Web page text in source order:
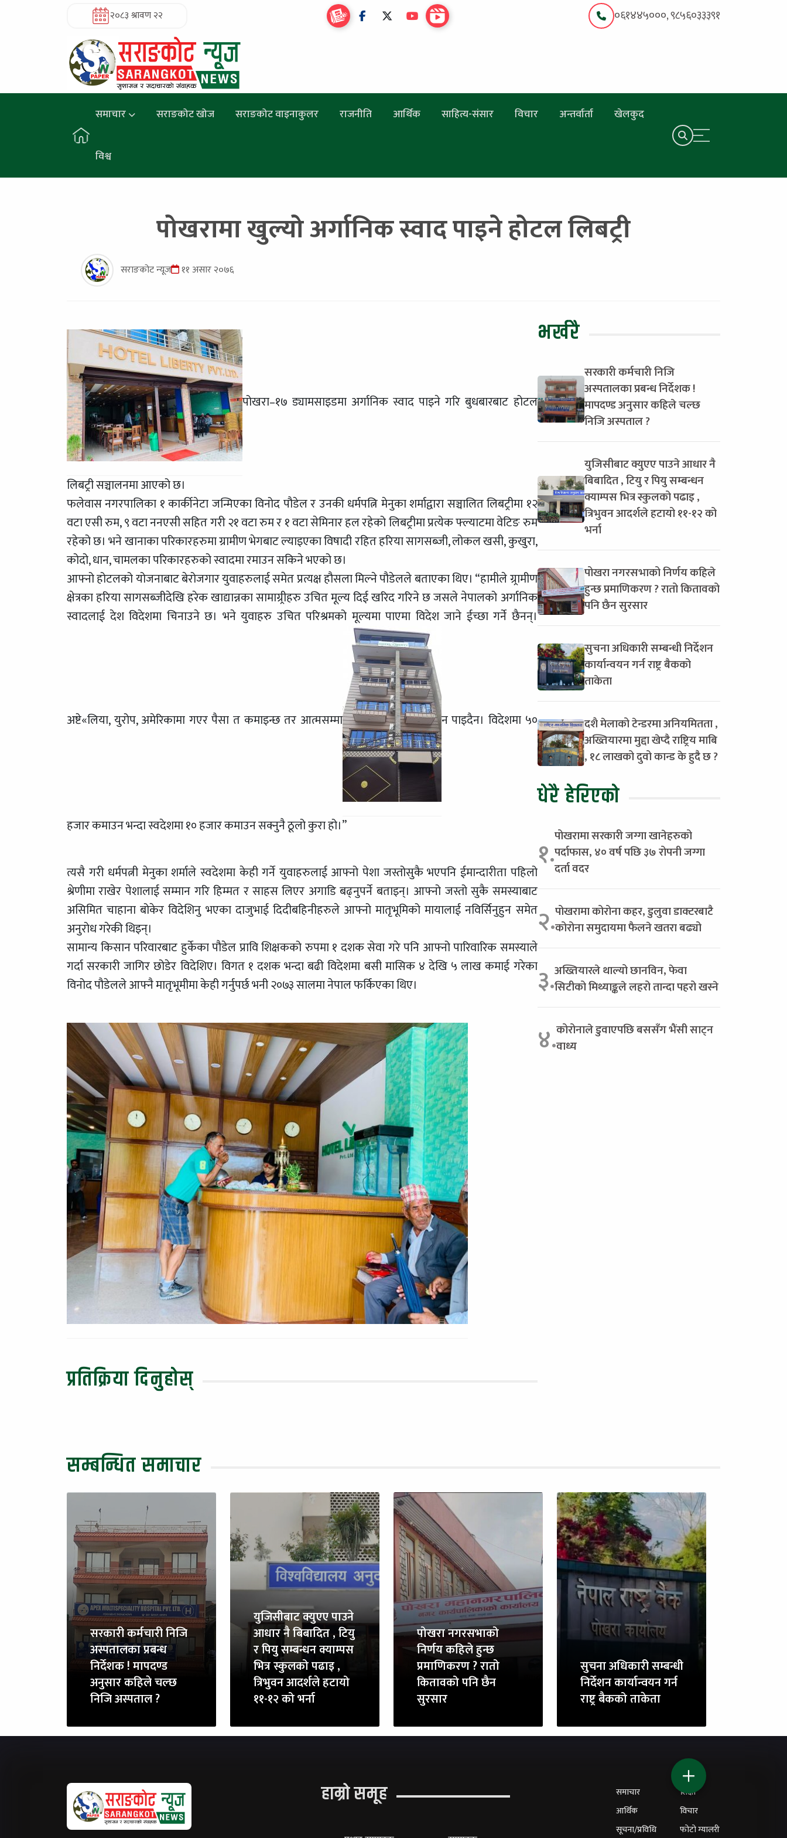
२०८३ श्रावण २२ ०६१४४५०००, ९८५६०३३३९१
समाचार सराङकोट खोज सराङकोट वाइनाकुलर राजनीति आर्थिक साहित्य-संसार विचार अन्तर्वार्ता खेलकुद
विश्व
पोखरामा खुल्यो अर्गानिक स्वाद पाइने होटल लिबट्री
सराङकोट न्यूज ११ असार २०७६
पोखरा–१७ ड्यामसाइडमा अर्गानिक स्वाद पाइने गरि बुधबारबाट होटल
लिबट्री सञ्चालनमा आएको छ।
फलेवास नगरपालिका १ कार्कीनेटा जन्मिएका विनोद पौडेल र उनकी धर्मपत्नि मेनुका शर्माद्वारा सञ्चालित लिबट्रीमा १२
वटा एसी रुम, ९ वटा ननएसी सहित गरी २१ वटा रुम र १ वटा सेमिनार हल रहेको लिबट्रीमा प्रत्येक फ्ल्याटमा वेटिङ रुम
रहेको छ। भने खानाका परिकारहरुमा ग्रामीण भेगबाट ल्याइएका विषादी रहित हरिया सागसब्जी, लोकल खसी, कुखुरा,
कोदो, धान, चामलका परिकारहरुको स्वादमा रमाउन सकिने भएको छ।
आफ्नो होटलको योजनाबाट बेरोजगार युवाहरुलाई समेत प्रत्यक्ष हौसला मिल्ने पौडेलले बताएका थिए। “हामीले ग्र्रामीण
क्षेत्रका हरिया सागसब्जीदेखि हरेक खाद्यान्नका सामाग्र्रीहरु उचित मूल्य दिई खरिद गरिने छ जसले नेपालको अर्गानिक
स्वादलाई देश विदेशमा चिनाउने छ। भने युवाहरु उचित परिश्रमको मूल्यमा पाएमा विदेश जाने ईच्छा गर्ने छैनन्।
अष्टे«लिया, युरोप, अमेरिकामा गएर पैसा त कमाइन्छ तर आत्मसम्मा न पाइदैन। विदेशमा ५०
हजार कमाउन भन्दा स्वदेशमा १० हजार कमाउन सक्नुनै ठूलो कुरा हो।”
त्यसै गरी धर्मपत्नी मेनुका शर्माले स्वदेशमा केही गर्ने युवाहरुलाई आफ्नो पेशा जस्तोसुकै भएपनि ईमान्दारीता पहिलो
श्रेणीमा राखेर पेशालाई सम्मान गरि हिम्मत र साहस लिएर अगाडि बढ्नुपर्ने बताइन्। आफ्नो जस्तो सुकै समस्याबाट
असिमित चाहाना बोकेर विदेशिनु भएका दाजुभाई दिदीबहिनीहरुले आफ्नो मातृभूमिको मायालाई नविर्सिनुहुन समेत
अनुरोध गरेकी थिइन्।
सामान्य किसान परिवारबाट हुर्केका पौडेल प्रावि शिक्षकको रुपमा १ दशक सेवा गरे पनि आफ्नो पारिवारिक समस्याले
गर्दा सरकारी जागिर छोडेर विदेशिए। विगत १ दशक भन्दा बढी विदेशमा बसी मासिक ४ देखि ५ लाख कमाई गरेका
विनोद पौडेलले आफ्नै मातृभूमीमा केही गर्नुपर्छ भनी २०७३ सालमा नेपाल फर्किएका थिए।
प्रतिक्रिया दिनुहोस्
भर्खरै
सरकारी कर्मचारी निजि
अस्पतालका प्रबन्ध निर्देशक !
मापदण्ड अनुसार कहिले चल्छ
निजि अस्पताल ?
युजिसीबाट क्युएए पाउने आधार नै
बिबादित , टियु र पियु सम्बन्धन
क्याम्पस भित्र स्कुलको पढाइ ,
त्रिभुवन आदर्शले हटायो ११-१२ को
भर्ना
पोखरा नगरसभाको निर्णय कहिले
हुन्छ प्रमाणिकरण ? रातो कितावको
पनि छैन सुरसार
सुचना अधिकारी सम्बन्धी निर्देशन
कार्यान्वयन गर्न राष्ट्र बैकको
ताकेता
दशै मेलाको टेन्डरमा अनियमितता ,
अख्तियारमा मुद्दा खेप्दै राष्ट्रिय माबि
, १८ लाखको दुवो कान्ड के हुदै छ ?
धेरै हेरिएको
१.पोखरामा सरकारी जग्गा खानेहरुको
पर्दाफास, ४० वर्ष पछि ३७ रोपनी जग्गा
दर्ता वदर
२.पोखरामा कोरोना कहर, डुलुवा डाक्टरबाटै
कोरोना समुदायमा फैलने खतरा बढ्यो
३.अख्तियारले थाल्यो छानविन, फेवा
सिटीको मिथ्याङ्कले लहरो तान्दा पहरो खस्ने
४.कोरोनाले डुवाएपछि बससँग भैंसी साट्न
वाध्य
सम्बन्धित समाचार
सरकारी कर्मचारी निजि
अस्पतालका प्रबन्ध
निर्देशक ! मापदण्ड
अनुसार कहिले चल्छ
निजि अस्पताल ?
युजिसीबाट क्युएए पाउने
आधार नै बिबादित , टियु
र पियु सम्बन्धन क्याम्पस
भित्र स्कुलको पढाइ ,
त्रिभुवन आदर्शले हटायो
११-१२ को भर्ना
पोखरा नगरसभाको
निर्णय कहिले हुन्छ
प्रमाणिकरण ? रातो
कितावको पनि छैन
सुरसार
सुचना अधिकारी सम्बन्धी
निर्देशन कार्यान्वयन गर्न
राष्ट्र बैकको ताकेता
हाम्रो समूह समाचार
शिक्षा
आर्थिक
विचार
सूचना/प्रविधि
फोटो ग्यालरी